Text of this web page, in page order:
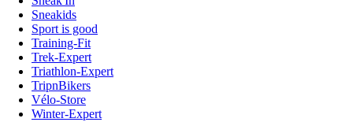
Sneakids
Sport is good
Training-Fit
Trek-Expert
Triathlon-Expert
TripnBikers
Vélo-Store
Winter-Expert